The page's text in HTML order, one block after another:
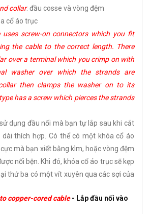
collar: đầu cosse và vòng đệm
cổ áo trục
uses screw-on connectors which you fit
the cable to the correct length. There
over a terminal which you crimp on with
washer over which the strands are
then clamps the washer on to its
has a screw which pierces the strands
dụng đầu nối mà bạn tự lắp sau khi cắt
dài thích hợp. Có thể có một khóa cổ áo
mà bạn xiết bằng kìm, hoặc vòng đệm
nối bện. Khi đó, khóa cổ áo trục sẽ kẹp
thứ ba có một vít xuyên qua các sợi của
copper-cored cable- Lắp đầu nối vào